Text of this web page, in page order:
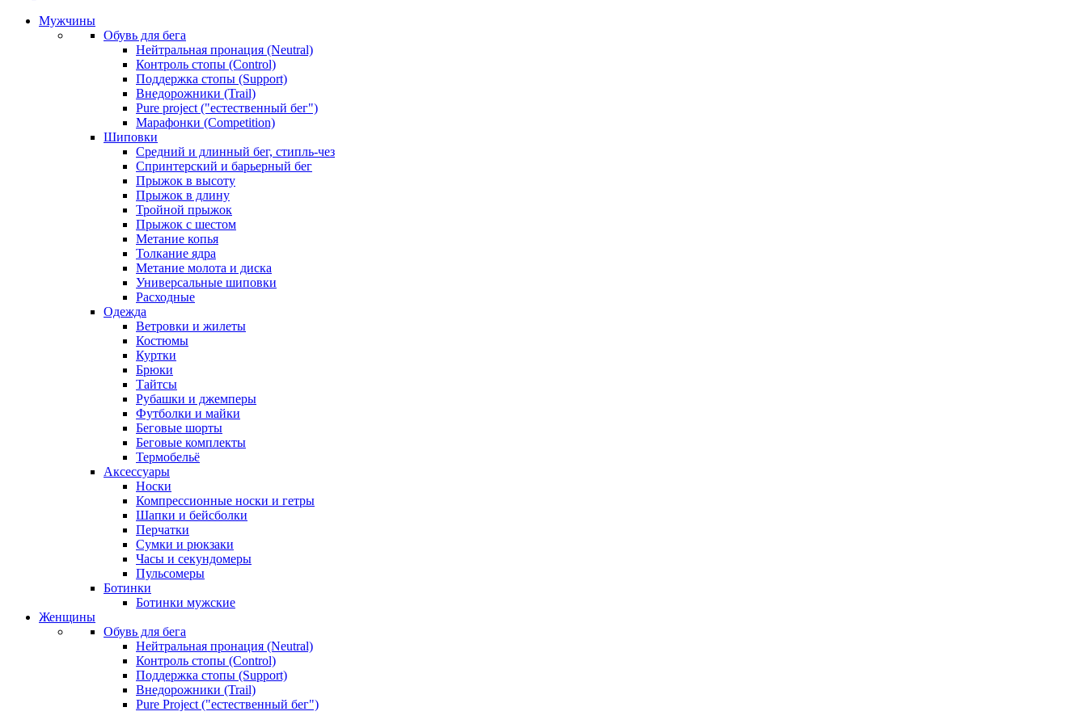
Мужчины
Обувь для бега
Нейтральная пронация (Neutral)
Контроль стопы (Control)
Поддержка стопы (Support)
Внедорожники (Trail)
Pure project ("естественный бег")
Марафонки (Competition)
Шиповки
Средний и длинный бег, стипль-чез
Cпринтерский и барьерный бег
Прыжок в высоту
Прыжок в длину
Тройной прыжок
Прыжок с шестом
Метание копья
Толкание ядра
Метание молота и диска
Универсальные шиповки
Расходные
Одежда
Ветровки и жилеты
Костюмы
Куртки
Брюки
Тайтсы
Рубашки и джемперы
Футболки и майки
Беговые шорты
Беговые комплекты
Термобельё
Аксессуары
Носки
Компрессионные носки и гетры
Шапки и бейсболки
Перчатки
Сумки и рюкзаки
Часы и секундомеры
Пульсомеры
Ботинки
Ботинки мужские
Женщины
Обувь для бега
Нейтральная пронация (Neutral)
Контроль стопы (Control)
Поддержка стопы (Support)
Внедорожники (Trail)
Pure Project ("естественный бег")